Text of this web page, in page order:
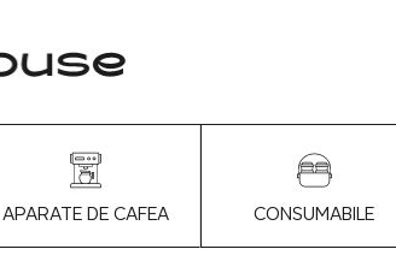
APARATE DE CAFEA CONSUMABILE